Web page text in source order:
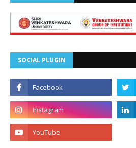
SOCIAL PLUGIN